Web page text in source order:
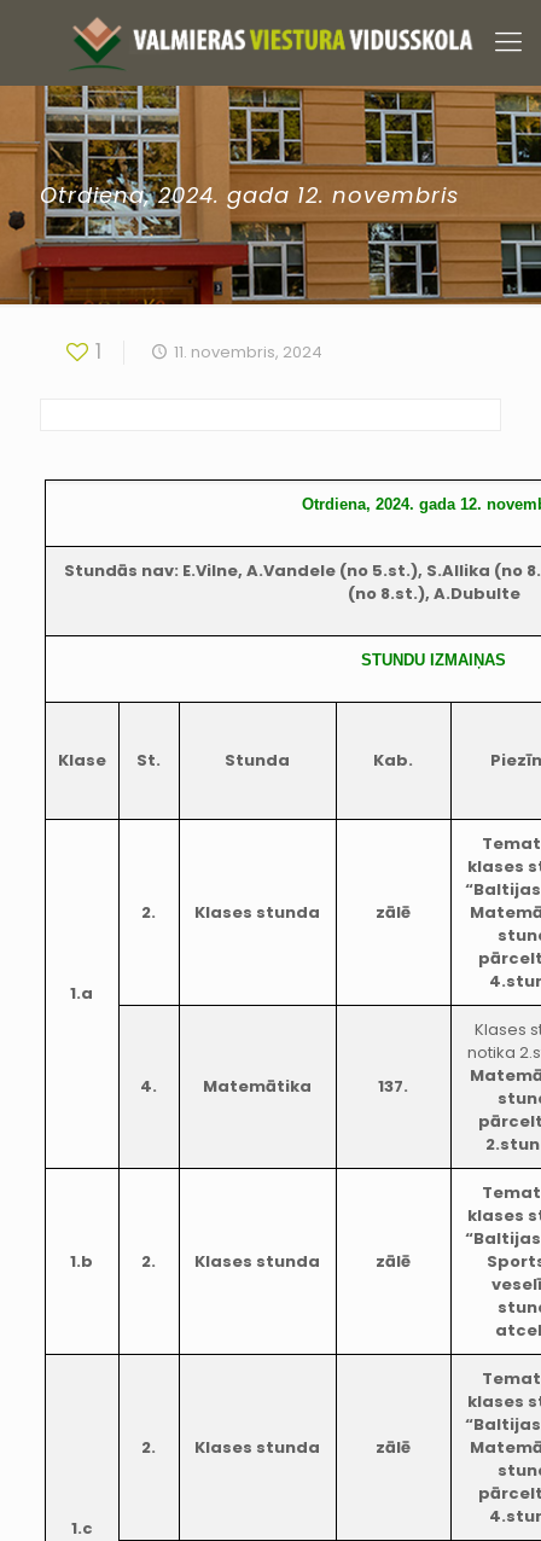
Otrdiena, 2024. gada 12. novembris
1 11. novembris, 2024
Otrdiena, 2024. gada 12.
Stundās nav: E.Vilne, A.Vandele (no 5.st.), S.Allika (no
(no 8.st.), A.Dubulte
STUNDU IZMAIŅAS
Klase St. Stunda Kab.
1.a
2. Klases stunda zālē
klases
4. Matemātika 137.
Klases
notika
1.b 2. Klases stunda zālē
klases
1.c
2. Klases stunda zālē
klases